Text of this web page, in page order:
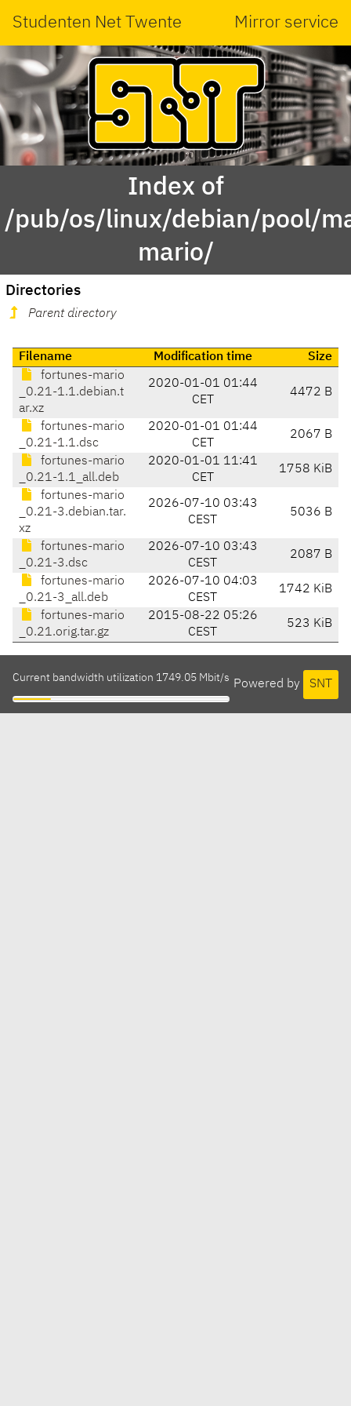
Studenten Net Twente Mirror service
Index of
/pub/os/linux/debian/pool/
mario/
Directories
Parent directory
Filename Modification time
Size
fortunes-mario
_0.21-1.1.debian.t
ar.xz
2020-01-01 01:44
CET
4472 B
fortunes-mario
_0.21-1.1.dsc
2020-01-01 01:44
CET
2067 B
fortunes-mario
_0.21-1.1_all.deb
2020-01-01 11:41
CET
1758 KiB
fortunes-mario
_0.21-3.debian.tar.
xz
2026-07-10 03:43
CEST
5036 B
fortunes-mario
_0.21-3.dsc
2026-07-10 03:43
CEST
2087 B
fortunes-mario
_0.21-3_all.deb
2026-07-10 04:03
CEST
1742 KiB
fortunes-mario
_0.21.orig.tar.gz
2015-08-22 05:26
CEST
523 KiB
Powered by SNT
Current bandwidth utilization 1749.05 Mbit/s